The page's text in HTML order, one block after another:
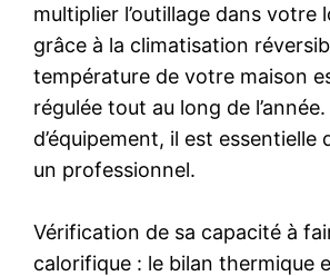
multiplier l’outillage dans votre
grâce à la climatisation
température de votre maison
régulée tout au long de
d’équipement, il est essentielle
un professionnel.
Vérification de sa capacité à
calorifique : le bilan thermique